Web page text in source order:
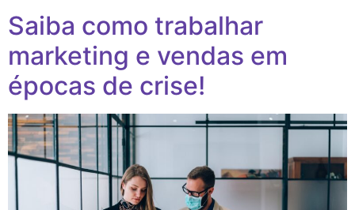
Saiba como trabalhar
marketing e vendas em
épocas de crise!